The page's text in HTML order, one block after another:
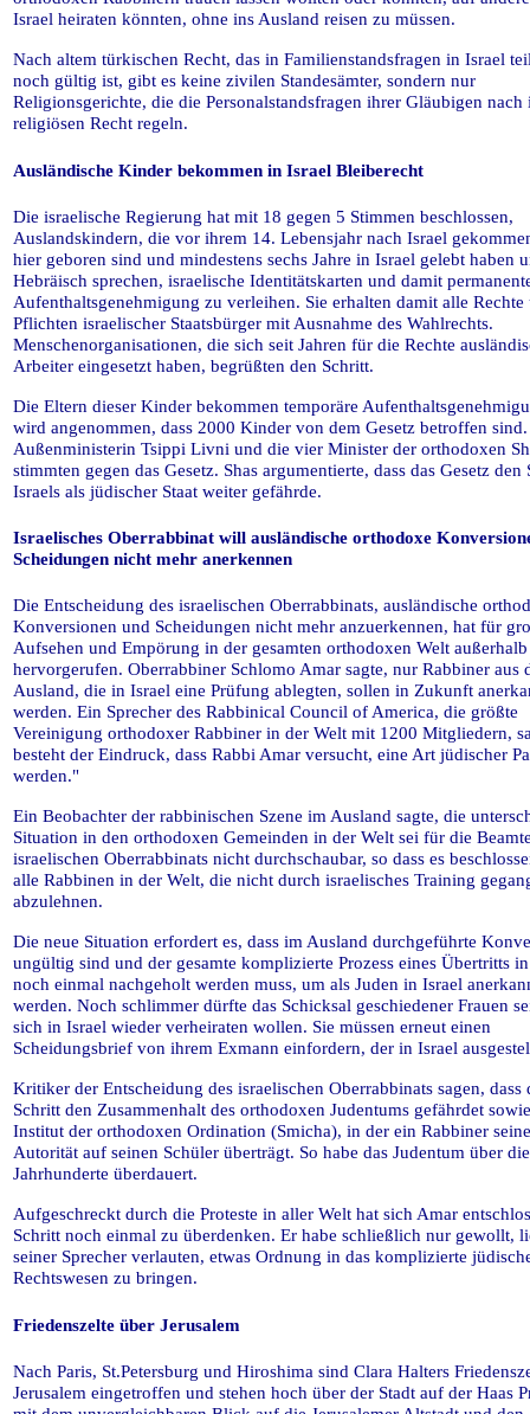
Israel heiraten könnten, ohne ins Ausland reisen zu müssen.
Nach altem türkischen Recht, das in Familienstandsfragen in Israel
noch gültig ist, gibt es keine zivilen Standesämter, sondern nur
Religionsgerichte, die die Personalstandsfragen ihrer Gläubigen nach
religiösen Recht regeln.
Ausländische Kinder bekommen in Israel Bleiberecht
Die israelische Regierung hat mit 18 gegen 5 Stimmen beschlossen,
Auslandskindern, die vor ihrem 14. Lebensjahr nach Israel
hier geboren sind und mindestens sechs Jahre in Israel gelebt haben
Hebräisch sprechen, israelische Identitätskarten und damit
Aufenthaltsgenehmigung zu verleihen. Sie erhalten damit alle Rechte
Pflichten israelischer Staatsbürger mit Ausnahme des Wahlrechts.
Menschenorganisationen, die sich seit Jahren für die Rechte
Arbeiter eingesetzt haben, begrüßten den Schritt.
Die Eltern dieser Kinder bekommen temporäre
wird angenommen, dass 2000 Kinder von dem Gesetz betroffen
Außenministerin Tsippi Livni und die vier Minister der orthodoxen
stimmten gegen das Gesetz. Shas argumentierte, dass das Gesetz den
Israels als jüdischer Staat weiter gefährde.
Israelisches Oberrabbinat will ausländische orthodoxe
Scheidungen nicht mehr anerkennen
Die Entscheidung des israelischen Oberrabbinats, ausländische
Konversionen und Scheidungen nicht mehr anzuerkennen, hat für
Aufsehen und Empörung in der gesamten orthodoxen Welt
hervorgerufen. Oberrabbiner Schlomo Amar sagte, nur Rabbiner aus
Ausland, die in Israel eine Prüfung ablegten, sollen in Zukunft
werden. Ein Sprecher des Rabbinical Council of America, die größte
Vereinigung orthodoxer Rabbiner in der Welt mit 1200 Mitgliedern,
besteht der Eindruck, dass Rabbi Amar versucht, eine Art jüdischer
werden."
Ein Beobachter der rabbinischen Szene im Ausland sagte, die
Situation in den orthodoxen Gemeinden in der Welt sei für die
israelischen Oberrabbinats nicht durchschaubar, so dass es
alle Rabbinen in der Welt, die nicht durch israelisches Training
abzulehnen.
Die neue Situation erfordert es, dass im Ausland durchgeführte
ungültig sind und der gesamte komplizierte Prozess eines Übertritts
noch einmal nachgeholt werden muss, um als Juden in Israel
werden. Noch schlimmer dürfte das Schicksal geschiedener Frauen
sich in Israel wieder verheiraten wollen. Sie müssen erneut einen
Scheidungsbrief von ihrem Exmann einfordern, der in Israel
Kritiker der Entscheidung des israelischen Oberrabbinats sagen, dass
Schritt den Zusammenhalt des orthodoxen Judentums gefährdet
Institut der orthodoxen Ordination (Smicha), in der ein Rabbiner
Autorität auf seinen Schüler überträgt. So habe das Judentum über die
Jahrhunderte überdauert.
Aufgeschreckt durch die Proteste in aller Welt hat sich Amar
Schritt noch einmal zu überdenken. Er habe schließlich nur gewollt,
seiner Sprecher verlauten, etwas Ordnung in das komplizierte
Rechtswesen zu bringen.
Friedenszelte über Jerusalem
Nach Paris, St.Petersburg und Hiroshima sind Clara Halters
Jerusalem eingetroffen und stehen hoch über der Stadt auf der Haas